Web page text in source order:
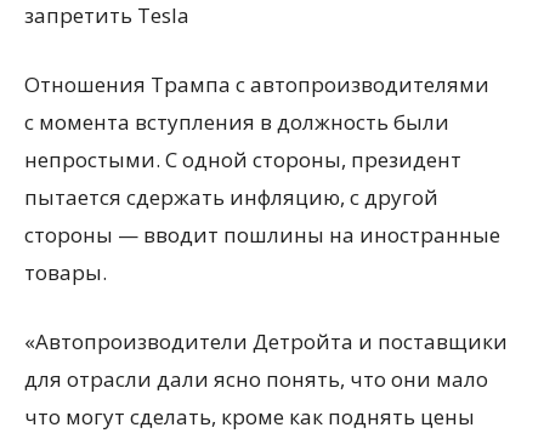
запретить Tesla
Отношения Трампа с автопроизводителями
с момента вступления в должность были
непростыми. С одной стороны, президент
пытается сдержать инфляцию, с другой
стороны — вводит пошлины на иностранные
товары.
«Автопроизводители Детройта и поставщики
для отрасли дали ясно понять, что они мало
что могут сделать, кроме как поднять цены